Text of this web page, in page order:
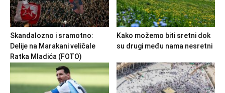
Skandalozno i sramotno:
Delije na Marakani veličale
Ratka Mladića (FOTO)
Kako možemo biti sretni dok
su drugi među nama nesretni